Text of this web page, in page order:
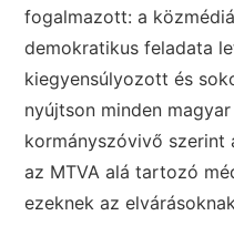
fogalmazott: a
demokratikus feladata
kiegyensúlyozott és
nyújtson minden
kormányszóvivő szerint
az MTVA alá tartozó
ezeknek az